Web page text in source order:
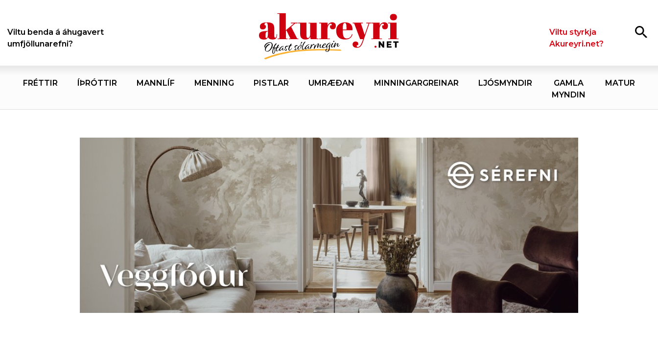
Leita
Viltu benda á áhugavert
umfjöllunarefni?
Viltu styrkja
Akureyri.net?
FRÉTTIR ÍÞRÓTTIR MANNLÍF MENNING PISTLAR UMRÆÐAN MINNINGARGREINAR LJÓSMYNDIR
GAMLA
MYNDIN
MATUR